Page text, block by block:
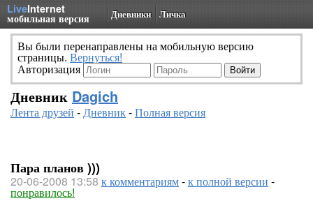
LiveInternet
мобильная версия Дневники Личка
Вы были перенаправлены на мобильную версию
страницы. Вернуться!
Авторизация
Дневник Dagich
Лента друзей -Дневник-Полная версия
Пара планов )))
20-06-2008 13:58 к комментариям-к полной версии -
понравилось!